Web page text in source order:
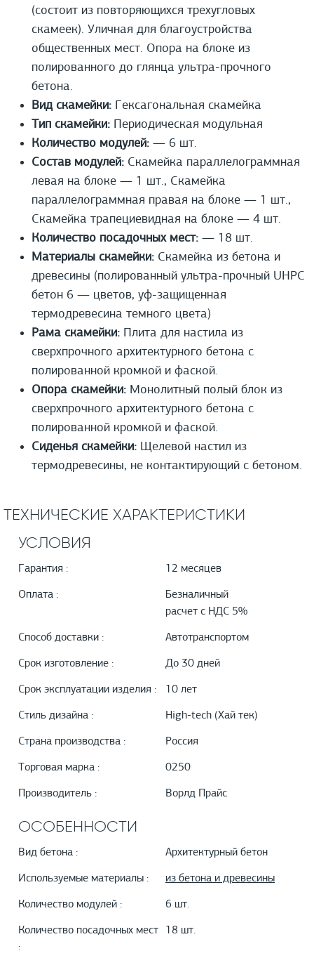
(состоит из повторяющихся трехугловых
скамеек). Уличная для благоустройства
общественных мест. Опора на блоке из
полированного до глянца ультра-прочного
бетона.
Вид скамейки: Гексагональная скамейка
Тип скамейки: Периодическая модульная
Количество модулей: — 6 шт.
Состав модулей: Скамейка параллелограммная
левая на блоке — 1 шт., Скамейка
параллелограммная правая на блоке — 1 шт.,
Скамейка трапециевидная на блоке — 4 шт.
Количество посадочных мест: — 18 шт.
Материалы скамейки: Скамейка из бетона и
древесины (полированный ультра-прочный UHPС
бетон 6 — цветов, уф-защищенная
термодревесина темного цвета)
Рама скамейки: Плита для настила из
сверхпрочного архитектурного бетона с
полированной кромкой и фаской.
Опора скамейки: Монолитный полый блок из
сверхпрочного архитектурного бетона с
полированной кромкой и фаской.
Сиденья скамейки: Щелевой настил из
термодревесины, не контактирующий с бетоном.
ТЕХНИЧЕСКИЕ ХАРАКТЕРИСТИКИ
УСЛОВИЯ
Гарантия : 12 месяцев
Оплата :
Безналичный
расчет с НДС 5%
Способ доставки : Автотранспортом
Срок изготовление : До 30 дней
Срок эксплуатации изделия : 10 лет
Стиль дизайна : High-tech (Хай тек)
Страна производства : Россия
Торговая марка : 0250
Производитель : Ворлд Прайс
ОСОБЕННОСТИ
Вид бетона : Архитектурный бетон
Используемые материалы : из бетона и древесины
Количество модулей : 6 шт.
Количество посадочных мест
:
18 шт.